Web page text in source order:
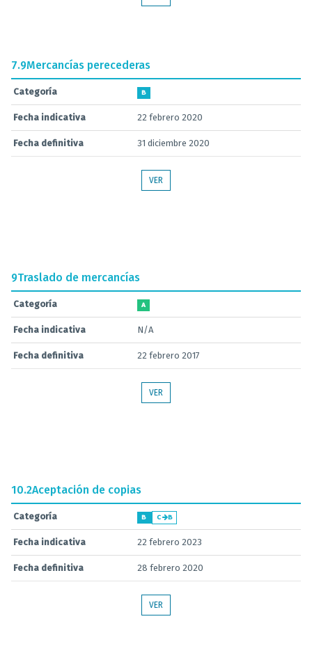
7.9Mercancías perecederas
Categoría B
Fecha indicativa 22 febrero 2020
Fecha definitiva 31 diciembre 2020
VER
9Traslado de mercancías
Categoría A
Fecha indicativa N/A
Fecha definitiva 22 febrero 2017
VER
10.2Aceptación de copias
Categoría B C B
Fecha indicativa 22 febrero 2023
Fecha definitiva 28 febrero 2020
VER